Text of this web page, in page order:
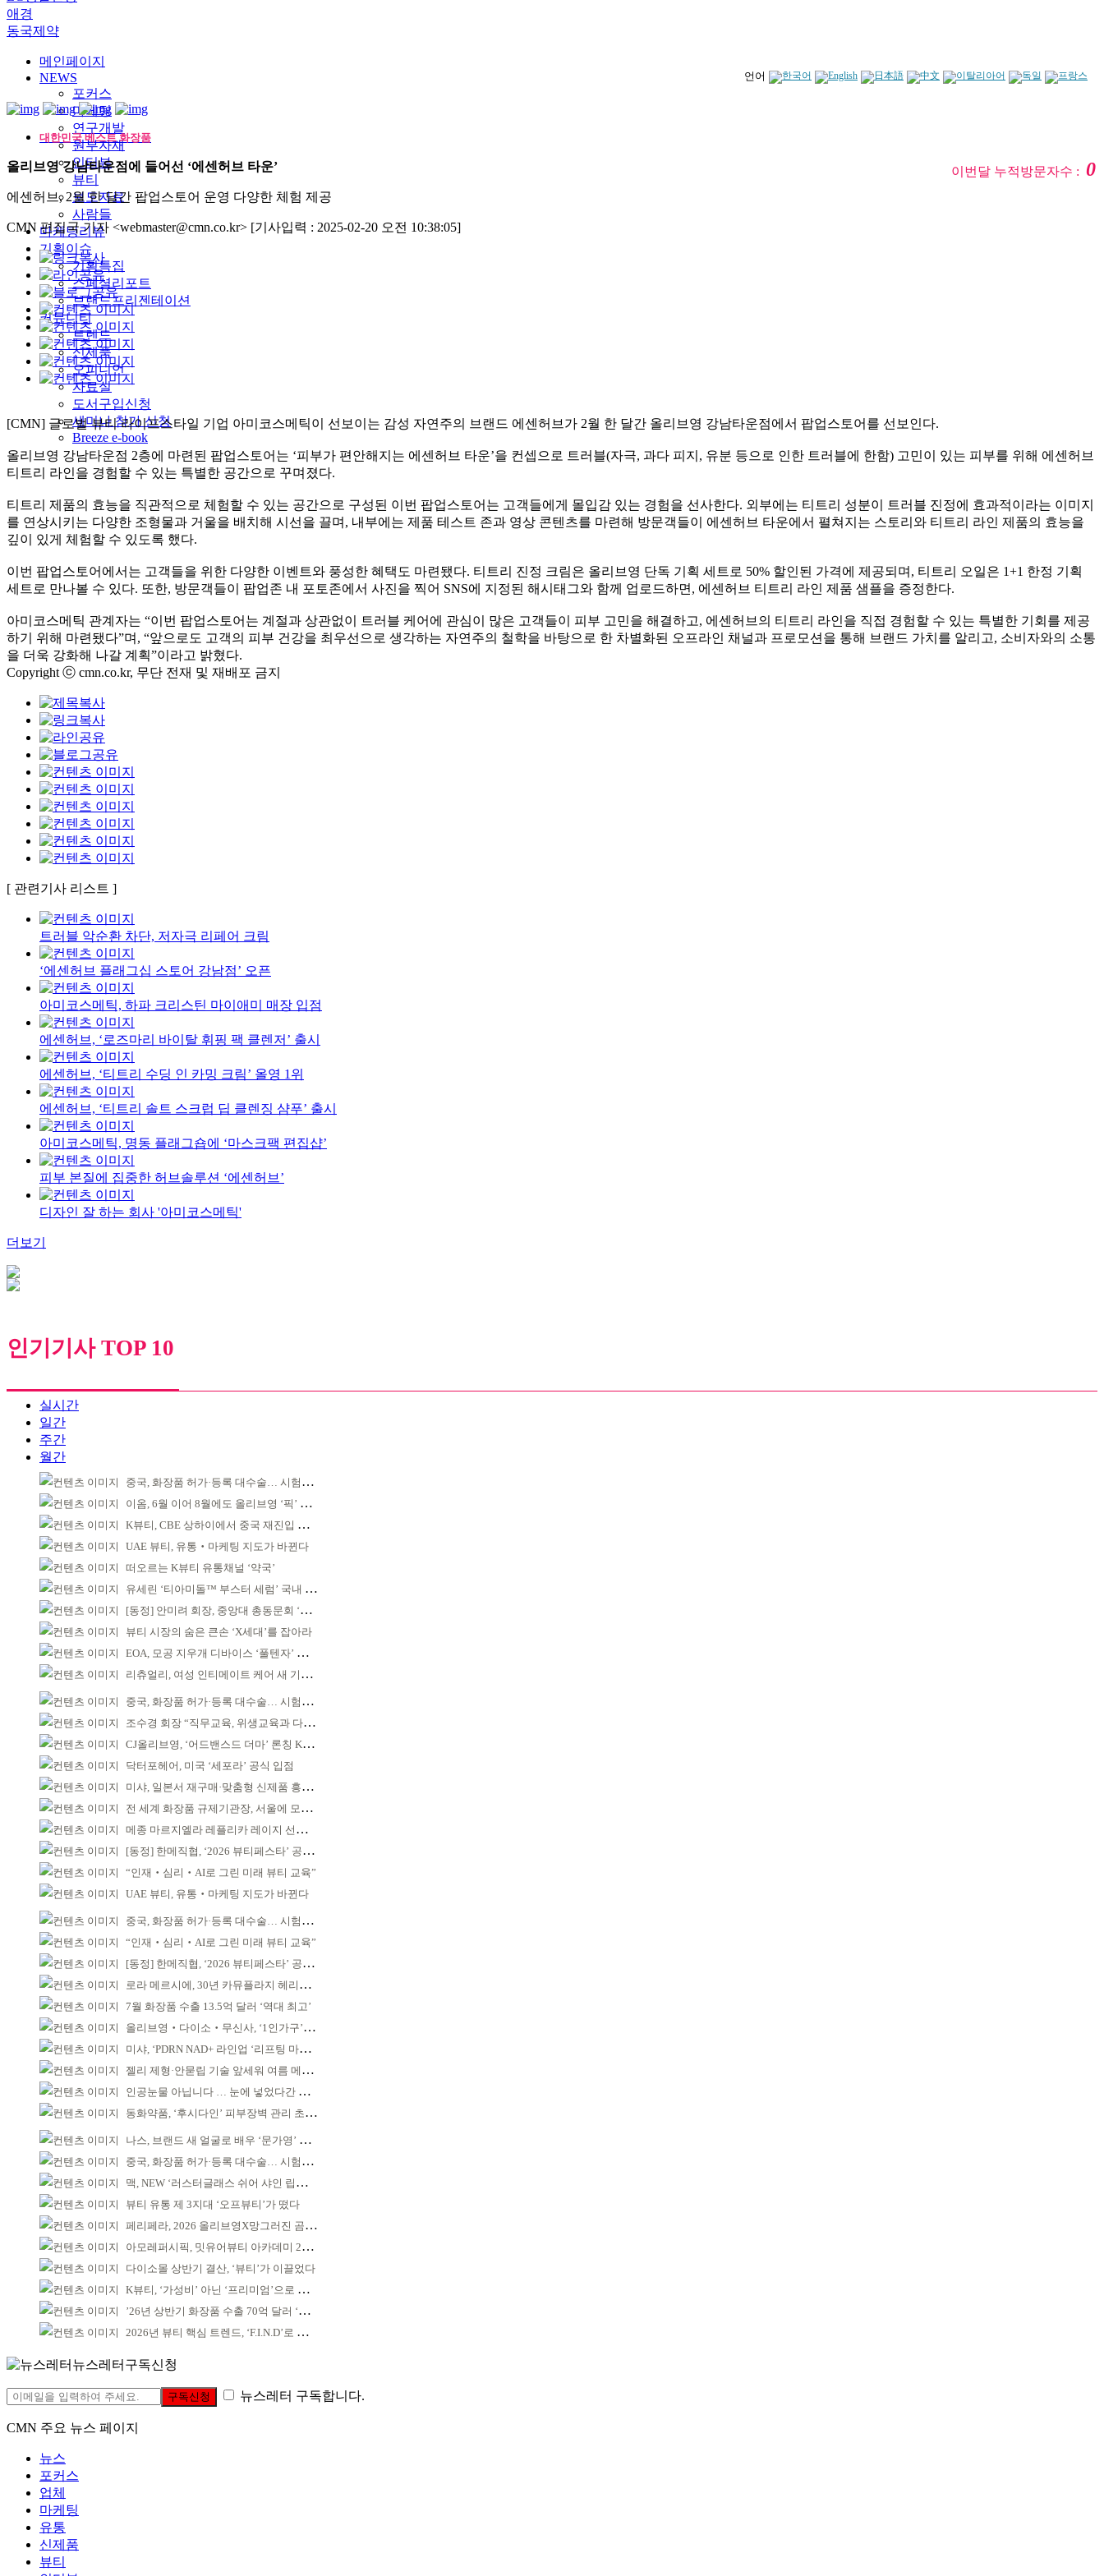
애경
동국제약
언어
메인페이지
NEWS
포커스
마케팅
연구개발
원부자재
인터뷰
뷰티
보도자료
사람들
마케팅리뷰
기획이슈
기획특집
스페셜리포트
브랜드프리젠테이션
커뮤니티
트렌드
신제품
오피니언
자료실
도서구입신청
세미나 참가 신청
Breeze e-book
대한민국 베스트 화장품
이번달 누적방문자수 :0
올리브영 강남타운점에 들어선 ‘에센허브 타운’
에센허브, 2월 한 달간 팝업스토어 운영 다양한 체험 제공
CMN 편집국 기자 <webmaster@cmn.co.kr> [기사입력 : 2025-02-20 오전 10:38:05]
[CMN] 글로벌 뷰티 라이프스타일 기업 아미코스메틱이 선보이는 감성 자연주의 브랜드 에센허브가 2월 한 달간 올리브영 강남타운점에서 팝업스토어를 선보인다.
올리브영 강남타운점 2층에 마련된 팝업스토어는 ‘피부가 편안해지는 에센허브 타운’을 컨셉으로 트러블(자극, 과다 피지, 유분 등으로 인한 트러블에 한함) 고민이 있는 피부를 위해 에센허브
티트리 라인을 경험할 수 있는 특별한 공간으로 꾸며졌다.
티트리 제품의 효능을 직관적으로 체험할 수 있는 공간으로 구성된 이번 팝업스토어는 고객들에게 몰입감 있는 경험을 선사한다. 외부에는 티트리 성분이 트러블 진정에 효과적이라는 이미지
를 연상시키는 다양한 조형물과 거울을 배치해 시선을 끌며, 내부에는 제품 테스트 존과 영상 콘텐츠를 마련해 방문객들이 에센허브 타운에서 펼쳐지는 스토리와 티트리 라인 제품의 효능을
깊이 있게 체험할 수 있도록 했다.
이번 팝업스토어에서는 고객들을 위한 다양한 이벤트와 풍성한 혜택도 마련됐다. 티트리 진정 크림은 올리브영 단독 기획 세트로 50% 할인된 가격에 제공되며, 티트리 오일은 1+1 한정 기획
세트로 만나볼 수 있다. 또한, 방문객들이 팝업존 내 포토존에서 사진을 찍어 SNS에 지정된 해시태그와 함께 업로드하면, 에센허브 티트리 라인 제품 샘플을 증정한다.
아미코스메틱 관계자는 “이번 팝업스토어는 계절과 상관없이 트러블 케어에 관심이 많은 고객들이 피부 고민을 해결하고, 에센허브의 티트리 라인을 직접 경험할 수 있는 특별한 기회를 제공
하기 위해 마련됐다”며, “앞으로도 고객의 피부 건강을 최우선으로 생각하는 자연주의 철학을 바탕으로 한 차별화된 오프라인 채널과 프로모션을 통해 브랜드 가치를 알리고, 소비자와의 소통
을 더욱 강화해 나갈 계획”이라고 밝혔다.
Copyright ⓒ cmn.co.kr, 무단 전재 및 재배포 금지
[ 관련기사 리스트 ]
트러블 악순환 차단, 저자극 리페어 크림
‘에센허브 플래그십 스토어 강남점’ 오픈
아미코스메틱, 하파 크리스틴 마이애미 매장 입점
에센허브, ‘로즈마리 바이탈 휘핑 팩 클렌저’ 출시
에센허브, ‘티트리 수딩 인 카밍 크림’ 올영 1위
에센허브, ‘티트리 솔트 스크럽 딥 클렌징 샴푸’ 출시
아미코스메틱, 명동 플래그숍에 ‘마스크팩 편집샵’
피부 본질에 집중한 허브솔루션 ‘에센허브’
디자인 잘 하는 회사 '아미코스메틱'
더보기
인기기사 TOP 10
실시간
일간
주간
월간
중국, 화장품 허가·등록 대수술… 시험자료 공용 허용
이옴, 6월 이어 8월에도 올리브영 ‘픽’ 선정
K뷰티, CBE 상하이에서 중국 재진입 기회 모색
UAE 뷰티, 유통‧마케팅 지도가 바뀐다
떠오르는 K뷰티 유통채널 ‘약국’
유세린 ‘티아미돌™ 부스터 세럼’ 국내 출시
[동정] 안미려 회장, 중앙대 총동문회 ‘명예회원’ 추대
뷰티 시장의 숨은 큰손 ‘X세대’를 잡아라
EOA, 모공 지우개 디바이스 ‘풀텐자’ 조기 완판
리츄얼리, 여성 인티메이트 케어 새 기준 제시
중국, 화장품 허가·등록 대수술… 시험자료 공용 허용
조수경 회장 “직무교육, 위생교육과 다르다”
CJ올리브영, ‘어드밴스드 더마’ 론칭 K더마 육성 박차
닥터포헤어, 미국 ‘세포라’ 공식 입점
미샤, 일본서 재구매·맞춤형 신제품 흥행 ‘쌍끌이’
전 세계 화장품 규제기관장, 서울에 모인다
메종 마르지엘라 레플리카 레이지 선데이 모닝 디퓨저
[동정] 한메직협, ‘2026 뷰티페스타’ 공동 주최
“인재‧심리‧AI로 그린 미래 뷰티 교육”
UAE 뷰티, 유통‧마케팅 지도가 바뀐다
중국, 화장품 허가·등록 대수술… 시험자료 공용 허용
“인재‧심리‧AI로 그린 미래 뷰티 교육”
[동정] 한메직협, ‘2026 뷰티페스타’ 공동 주최
로라 메르시에, 30년 카뮤플라지 헤리티지 담아
7월 화장품 수출 13.5억 달러 ‘역대 최고’
올리브영‧다이소‧무신사, ‘1인가구’가 이끈다
미샤, ‘PDRN NAD+ 라인업 ‘리프팅 마스크’ 출시
젤리 제형·안묻립 기술 앞세워 여름 메이크업 시장 공략
인공눈물 아닙니다 … 눈에 넣었다간 각막 손상
동화약품, ‘후시다인’ 피부장벽 관리 초점 ‘리브랜딩’
나스, 브랜드 새 얼굴로 배우 ‘문가영’ 발탁
중국, 화장품 허가·등록 대수술… 시험자료 공용 허용
맥, NEW ‘러스터글래스 쉬어 샤인 립스틱’ 출시
뷰티 유통 제 3지대 ‘오프뷰티’가 떴다
페리페라, 2026 올리브영X망그러진 곰 콜라보
아모레퍼시픽, 밋유어뷰티 아카데미 2기 발대식
다이소몰 상반기 결산, ‘뷰티’가 이끌었다
K뷰티, ‘가성비’ 아닌 ‘프리미엄’으로 승부걸어야
’26년 상반기 화장품 수출 70억 달러 ‘역대 최고’
2026년 뷰티 핵심 트렌드, ‘F.I.N.D’로 읽는다
뉴스레터구독신청
구독신청 뉴스레터 구독합니다.
CMN 주요 뉴스 페이지
뉴스
포커스
업체
마케팅
유통
신제품
뷰티